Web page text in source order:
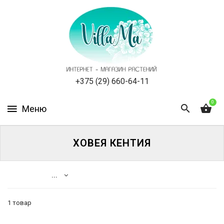
+375 (29) 660-64-11
0
НОВОСТИ,
АКЦИИ
ХОВЕЯ КЕНТИЯ
...
1 товар